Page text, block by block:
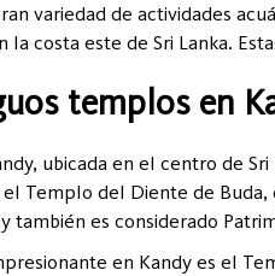
variedad de actividades
la costa este de Sri Lanka.
templos en
ubicada en el centro de
Templo del Diente de
también es considerado
en Kandy es el